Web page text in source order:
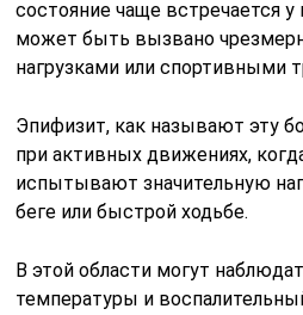
состояние чаще встречается
может быть вызвано
нагрузками или спортивными
Эпифизит, как называют эту
при активных движениях,
испытывают значительную
беге или быстрой ходьбе.
В этой области могут
температуры и